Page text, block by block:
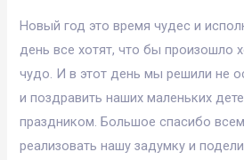
Новый год это время чудес и
день все хотят, что бы произошло
чудо. И в этот день мы решили не
и поздравить наших маленьких
праздником. Большое спасибо
реализовать нашу задумку и